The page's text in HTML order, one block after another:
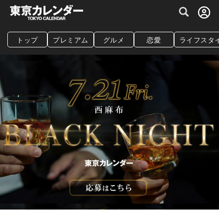
グルメ情報・プレミアムレストラン予約
トップ プレミアム グルメ 恋愛 ライフスタ